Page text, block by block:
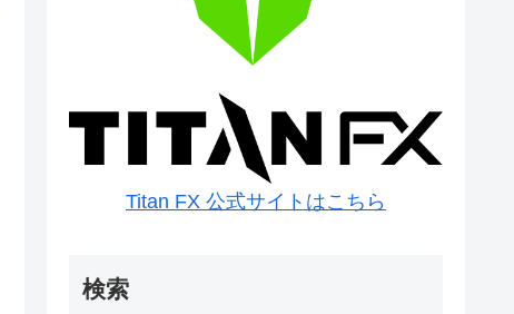
Titan FX 公式サイトはこちら
検索